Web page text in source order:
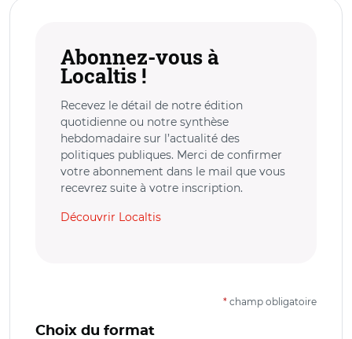
Abonnez-vous à
Localtis !
Recevez le détail de notre édition
quotidienne ou notre synthèse
hebdomadaire sur l’actualité des
politiques publiques. Merci de confirmer
votre abonnement dans le mail que vous
recevrez suite à votre inscription.
Découvrir Localtis
* champ obligatoire
Choix du format